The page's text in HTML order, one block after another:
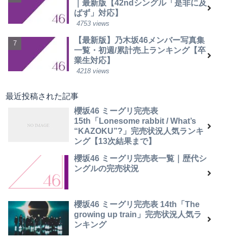
｜最新版【42ndシングル「是非に及
ばず」対応】
4753 views
【最新版】乃木坂46メンバー写真集
一覧・初週/累計売上ランキング【卒
業生対応】
4218 views
最近投稿された記事
櫻坂46 ミーグリ完売表
15th「Lonesome rabbit / What’s
“KAZOKU”?」完売状況人気ランキ
ング【13次結果まで】
櫻坂46 ミーグリ完売表一覧｜歴代シ
ングルの完売状況
櫻坂46 ミーグリ完売表 14th「The
growing up train」完売状況人気ラ
ンキング